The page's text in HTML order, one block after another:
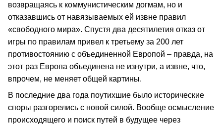
возвращаясь к коммунистическим догмам, но и
отказавшись от навязываемых ей извне правил
«свободного мира». Спустя два десятилетия отказ от
игры по правилам привел к третьему за 200 лет
противостоянию с объединенной Европой – правда, на
этот раз Европа объединена не изнутри, а извне, что,
впрочем, не меняет общей картины.
В последние два года поутихшие было исторические
споры разгорелись с новой силой. Вообще осмысление
происходящего и поиск путей в будущее через